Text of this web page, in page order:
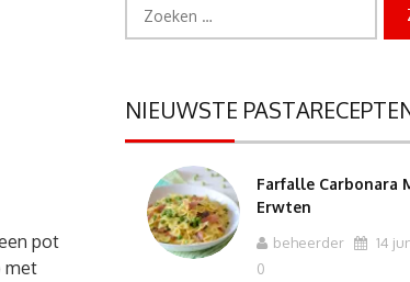
pot
met
NIEUWSTE
Farfalle Carbonara
Erwten
beheerder
14
0